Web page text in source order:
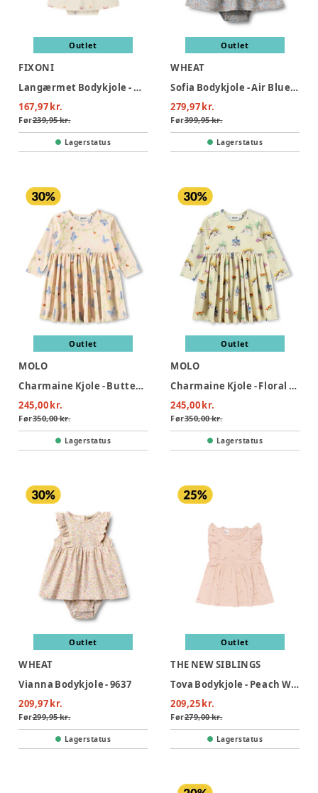
Outlet
FIXONI
Langærmet Bodykjole - Bleached Mauve
167,97 kr.
Før239,95 kr.
Lagerstatus
Outlet
WHEAT
Sofia Bodykjole - Air Blue Flowers
279,97 kr.
Før399,95 kr.
Lagerstatus
Outlet
MOLO
Charmaine Kjole - Butterflys Cloud
245,00 kr.
Før350,00 kr.
Lagerstatus
Outlet
MOLO
Charmaine Kjole - Floral Fun Baby
245,00 kr.
Før350,00 kr.
Lagerstatus
Outlet
WHEAT
Vianna Bodykjole - 9637
209,97 kr.
Før299,95 kr.
Lagerstatus
Outlet
THE NEW SIBLINGS
Tova Bodykjole - Peach Whip AOP
209,25 kr.
Før279,00 kr.
Lagerstatus